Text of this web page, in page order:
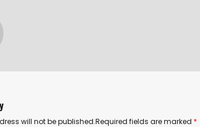
will not be published.Required fields are marked *